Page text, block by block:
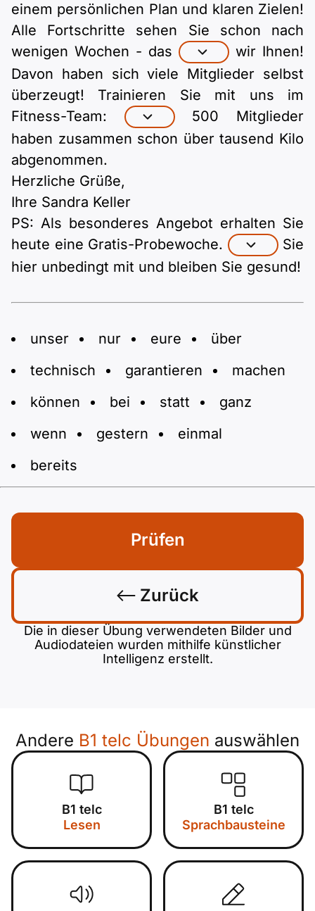
einem persönlichen Plan und klaren Zielen!
Alle Fortschritte sehen Sie schon nach
wenigen Wochen - das
wir Ihnen!
Davon haben sich viele Mitglieder selbst
überzeugt! Trainieren Sie mit uns im
Fitness-Team:
500 Mitglieder
haben zusammen schon über tausend Kilo
abgenommen.
Herzliche Grüße,
Ihre Sandra Keller
PS: Als besonderes Angebot erhalten Sie
heute eine Gratis-Probewoche.
Sie
hier unbedingt mit und bleiben Sie gesund!
unser nur eure
über
technisch
garantieren
machen
können
bei statt
ganz
wenn
gestern
einmal
bereits
Zurück
Prüfen
Die in dieser Übung verwendeten Bilder und
Audiodateien wurden mithilfe künstlicher
Intelligenz erstellt.
Andere B1 telc Übungen auswählen
B1 telc
Lesen
B1 telc
Sprachbausteine